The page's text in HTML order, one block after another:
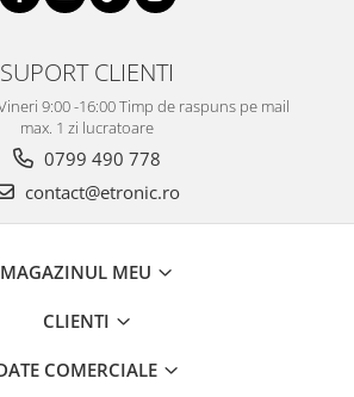
SUPORT CLIENTI
9:00 -16:00 Timp de raspuns pe mail
max. 1 zi lucratoare
0799 490 778
contact@etronic.ro
MAGAZINUL MEU
CLIENTI
COMERCIALE